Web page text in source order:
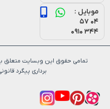
موبایل :
۰۴ ۵۷
۳۴۴ ۰۹۱۰
تمامی حقوق این وبسایت متعلق
برداری پیگرد قانونی دارد.